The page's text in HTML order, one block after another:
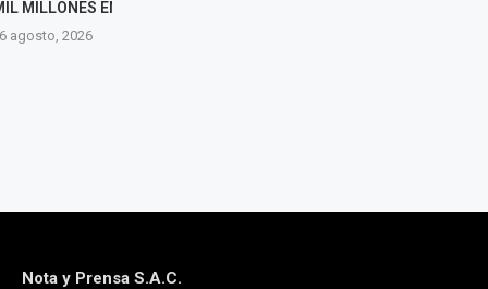
EN EL...
2026
Nota y Prensa S.A.C.